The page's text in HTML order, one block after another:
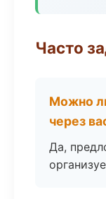
Часто
Можно
через
Да,